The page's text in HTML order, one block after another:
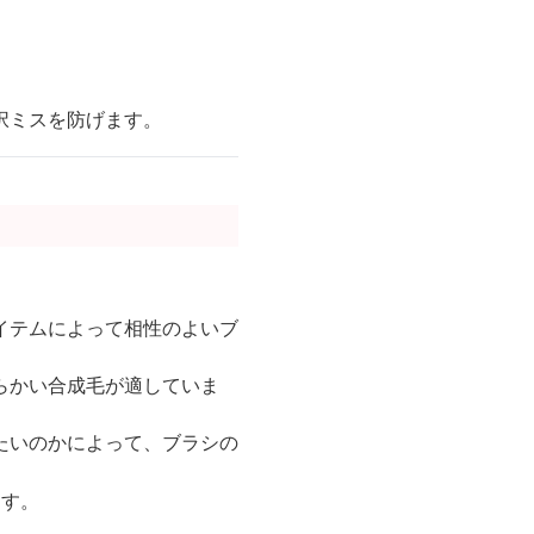
スを防げます。
ムによって相性のよいブ
い合成毛が適していま
のかによって、ブラシの
。